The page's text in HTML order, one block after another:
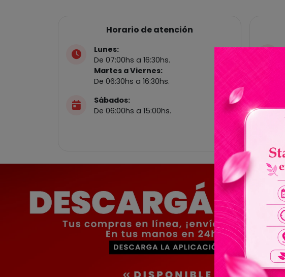
Horario de atención
Lunes:
De 07:00hs a 16:30hs.
Martes a Viernes:
De 06:30hs a 16:30hs.
Sábados:
De 06:00hs a 15:00hs.